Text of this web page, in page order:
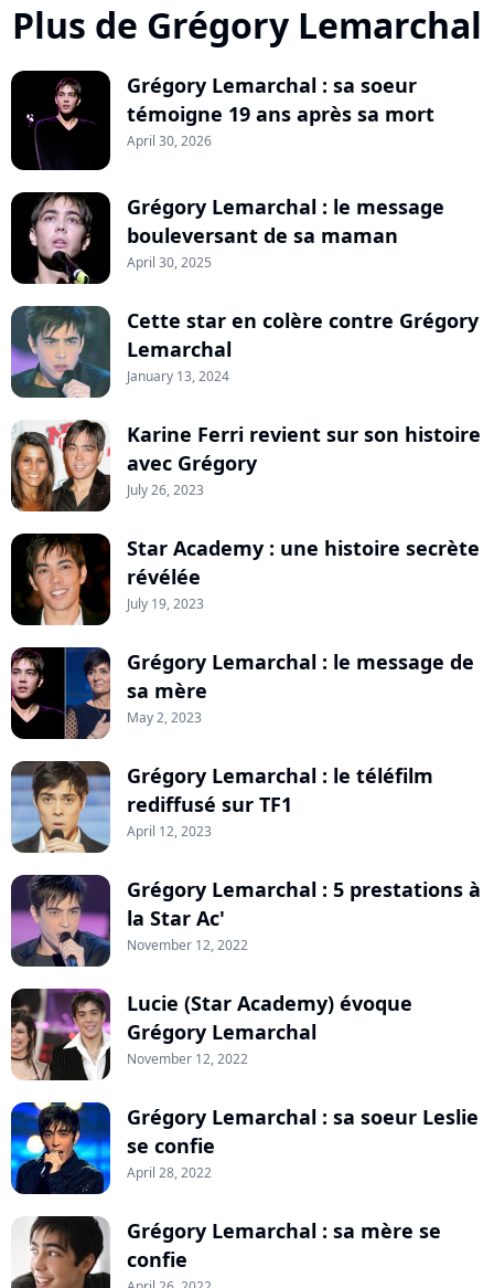
Plus de Grégory Lemarchal
Grégory Lemarchal : sa soeur
témoigne 19 ans après sa mort
April 30, 2026
Grégory Lemarchal : le message
bouleversant de sa maman
April 30, 2025
Cette star en colère contre Grégory
Lemarchal
January 13, 2024
Karine Ferri revient sur son histoire
avec Grégory
July 26, 2023
Star Academy : une histoire secrète
révélée
July 19, 2023
Grégory Lemarchal : le message de
sa mère
May 2, 2023
Grégory Lemarchal : le téléfilm
rediffusé sur TF1
April 12, 2023
Grégory Lemarchal : 5 prestations à
la Star Ac'
November 12, 2022
Lucie (Star Academy) évoque
Grégory Lemarchal
November 12, 2022
Grégory Lemarchal : sa soeur Leslie
se confie
April 28, 2022
Grégory Lemarchal : sa mère se
confie